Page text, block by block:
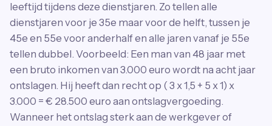
leeftijd tijdens deze dienstjaren. Zo tellen alle
dienstjaren voor je 35e maar voor de helft, tussen je
45e en 55e voor anderhalf en alle jaren vanaf je 55e
tellen dubbel. Voorbeeld: Een man van 48 jaar met
een bruto inkomen van 3.000 euro wordt na acht jaar
ontslagen. Hij heeft dan recht op ( 3 x 1,5 + 5 x 1) x
3.000 = € 28.500 euro aan ontslagvergoeding.
Wanneer het ontslag sterk aan de werkgever of